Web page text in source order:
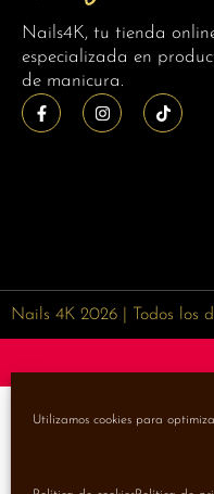
Utilizamos cookies para
Nails4K, tu tienda
especializada en
de manicura.
Nails 4K 2026 | Todos los